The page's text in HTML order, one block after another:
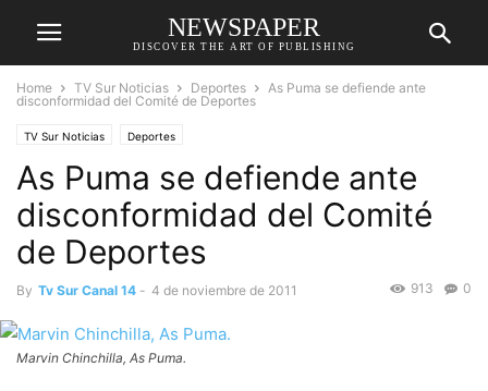
NEWSPAPER
DISCOVER THE ART OF PUBLISHING
Home TV Sur Noticias Deportes
As Puma se defiende ante
disconformidad del Comité de Deportes
TV Sur Noticias Deportes
As Puma se defiende ante
disconformidad del Comité
de Deportes
By Tv Sur Canal 14 - 4 de noviembre de 2011 0
913
Marvin Chinchilla, As Puma.